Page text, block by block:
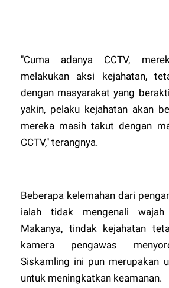
"Cuma adanya CCTV,
melakukan aksi kejahatan,
dengan masyarakat yang
yakin, pelaku kejahatan akan
mereka masih takut dengan
CCTV," terangnya.
Beberapa kelemahan dari
ialah tidak mengenali
Makanya, tindak kejahatan
kamera pengawas
Siskamling ini pun merupakan
untuk meningkatkan keamanan.